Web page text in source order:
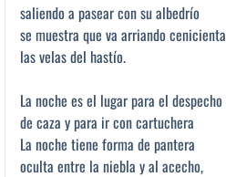
saliendo a pasear con su albedrío
se muestra que va arriando cenicienta
las velas del hastío.
La noche es el lugar para el despecho
de caza y para ir con cartuchera
La noche tiene forma de pantera
oculta entre la niebla y al acecho,